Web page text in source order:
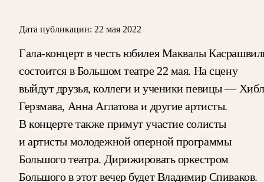
Дата публикации: 22 мая 2022
Гала-концерт в честь юбилея Маквалы
состоится в Большом театре 22 мая. На сцену
выйдут друзья, коллеги и ученики певицы —
Герзмава, Анна Аглатова и другие артисты.
В концерте также примут участие солисты
и артисты молодежной оперной программы
Большого театра. Дирижировать оркестром
Большого в этот вечер будет Владимир Спиваков.